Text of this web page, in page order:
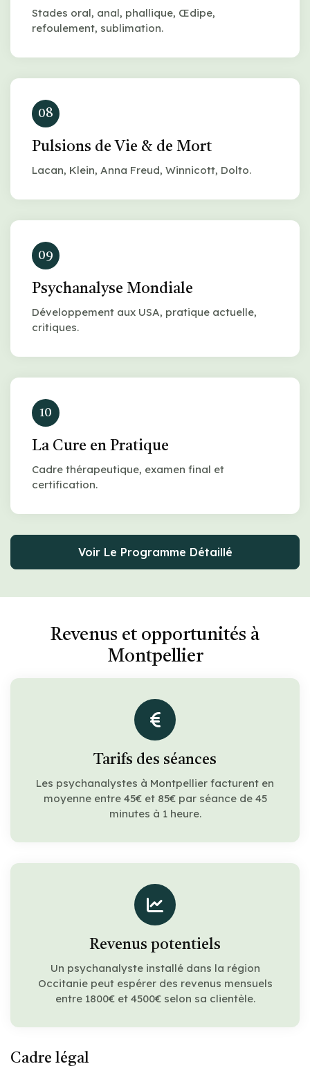
Stades oral, anal, phallique, Œdipe,
refoulement, sublimation.
08
Pulsions de Vie & de Mort
Lacan, Klein, Anna Freud, Winnicott, Dolto.
09
Psychanalyse Mondiale
Développement aux USA, pratique actuelle,
critiques.
10
La Cure en Pratique
Cadre thérapeutique, examen final et
certification.
Voir Le Programme Détaillé
Revenus et opportunités à
Montpellier
Tarifs des séances
Les psychanalystes à Montpellier facturent en
moyenne entre 45€ et 85€ par séance de 45
minutes à 1 heure.
Revenus potentiels
Un psychanalyste installé dans la région
Occitanie peut espérer des revenus mensuels
entre 1800€ et 4500€ selon sa clientèle.
Cadre légal